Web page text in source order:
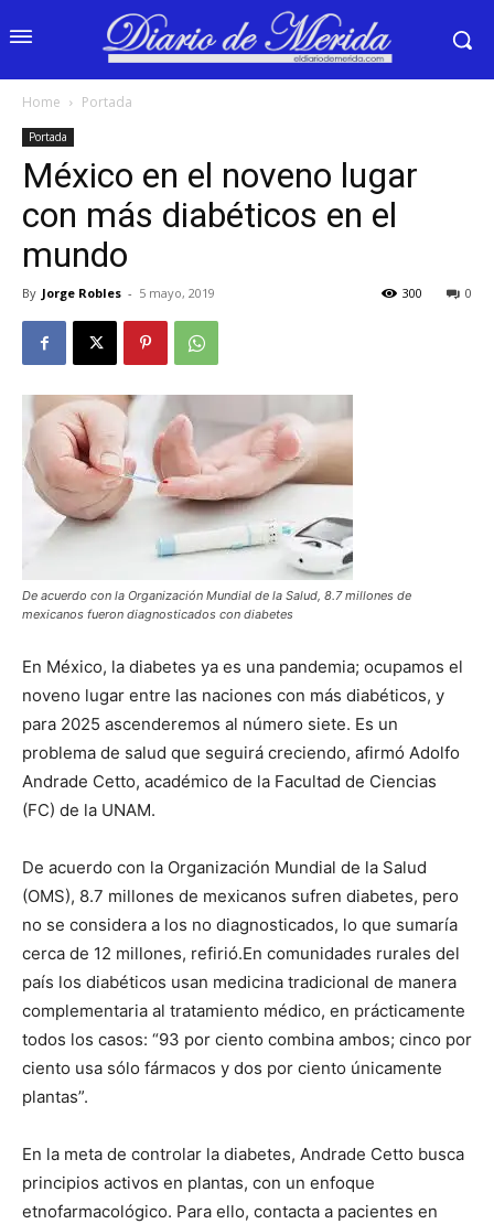
Home Portada
Portada
México en el noveno lugar
con más diabéticos en el
mundo
By Jorge Robles - 5 mayo, 2019 0
300
De acuerdo con la Organización Mundial de la Salud, 8.7 millones de
mexicanos fueron diagnosticados con diabetes
En México, la diabetes ya es una pandemia; ocupamos el
noveno lugar entre las naciones con más diabéticos, y
para 2025 ascenderemos al número siete. Es un
problema de salud que seguirá creciendo, afirmó Adolfo
Andrade Cetto, académico de la Facultad de Ciencias
(FC) de la UNAM.
De acuerdo con la Organización Mundial de la Salud
(OMS), 8.7 millones de mexicanos sufren diabetes, pero
no se considera a los no diagnosticados, lo que sumaría
cerca de 12 millones, refirió.En comunidades rurales del
país los diabéticos usan medicina tradicional de manera
complementaria al tratamiento médico, en prácticamente
todos los casos: “93 por ciento combina ambos; cinco por
ciento usa sólo fármacos y dos por ciento únicamente
plantas”.
En la meta de controlar la diabetes, Andrade Cetto busca
principios activos en plantas, con un enfoque
etnofarmacológico. Para ello, contacta a pacientes en